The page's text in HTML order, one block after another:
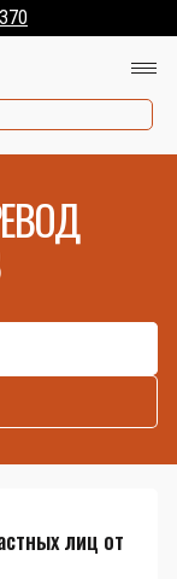
лиц от